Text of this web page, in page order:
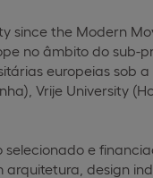
since the Modern
no âmbito do sub-
europeias sob
Vrije University
selecionado e
arquitetura, design